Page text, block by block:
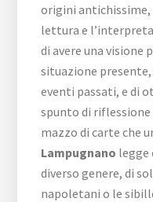
origini
lettura e
di avere una visione
situazione
eventi passati, e di
spunto di
mazzo di carte che
Lampugnano legge
diverso genere, di
napoletani o le